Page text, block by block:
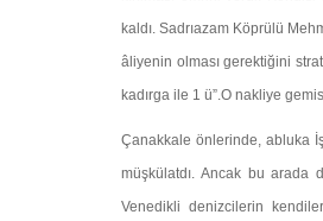
kaldı. Sadrıazam Köprülü
âliyenin olması gerektiğini
kadırga ile 1 ü”.O nakliye
Çanakkale önlerinde, abluka
müşkülatdı. Ancak bu arada
Venedikli denizcilerin